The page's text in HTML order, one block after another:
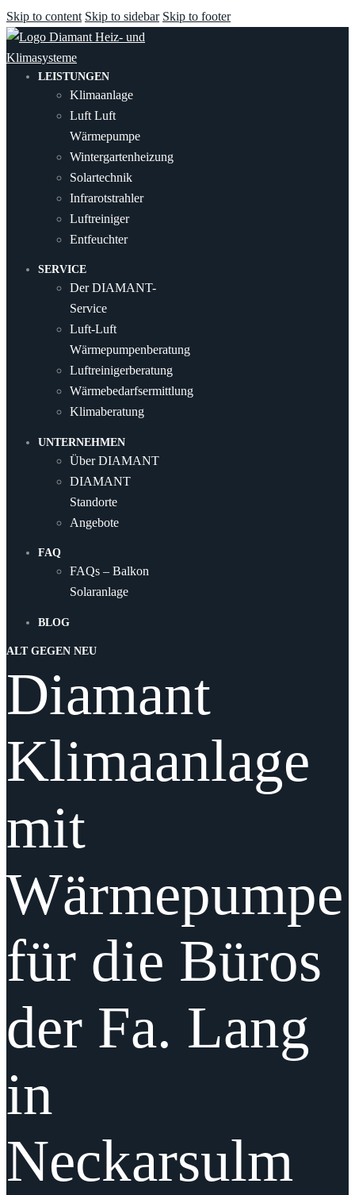
Skip to content Skip to sidebar Skip to footer
LEISTUNGEN
Klimaanlage
Luft Luft
Wärmepumpe
Wintergartenheizung
Solartechnik
Infrarotstrahler
Luftreiniger
Entfeuchter
SERVICE
Der DIAMANT-
Service
Luft-Luft
Wärmepumpenberatung
Luftreinigerberatung
Wärmebedarfsermittlung
Klimaberatung
UNTERNEHMEN
Über DIAMANT
DIAMANT
Standorte
Angebote
FAQ
FAQs – Balkon
Solaranlage
BLOG
ALT GEGEN NEU
Diamant
Klimaanlage
mit
Wärmepumpe
für die Büros
der Fa. Lang
in
Neckarsulm